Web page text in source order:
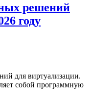
решений
году
для виртуализации.
собой программную